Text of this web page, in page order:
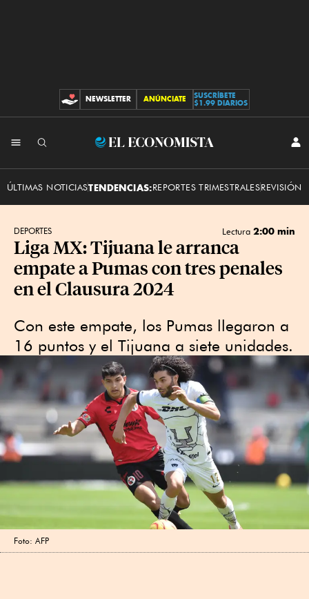
CONTRIBUCIONES
NEWSLETTER ANÚNCIATE
SUSCRÍBETE
$1.99 DIARIOS
El
ÚLTIMAS NOTICIASTENDENCIAS:REPORTES TRIMESTRALESREVISIÓN
DEPORTES Lectura 2:00 min
Liga MX: Tijuana le arranca
empate a Pumas con tres penales
en el Clausura 2024
Con este empate, los Pumas llegaron a
16 puntos y el Tijuana a siete unidades.
Foto: AFP